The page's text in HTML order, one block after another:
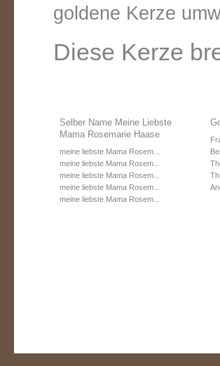
goldene Kerze
Diese Kerze
Selber Name Meine Liebste
Mama Rosemarie Haase
meine liebste Mama Rosem...
meine liebste Mama Rosem...
meine liebste Mama Rosem...
meine liebste Mama Rosem...
meine liebste Mama Rosem...